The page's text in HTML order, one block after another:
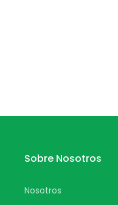
Sobre Nosotros
Nosotros